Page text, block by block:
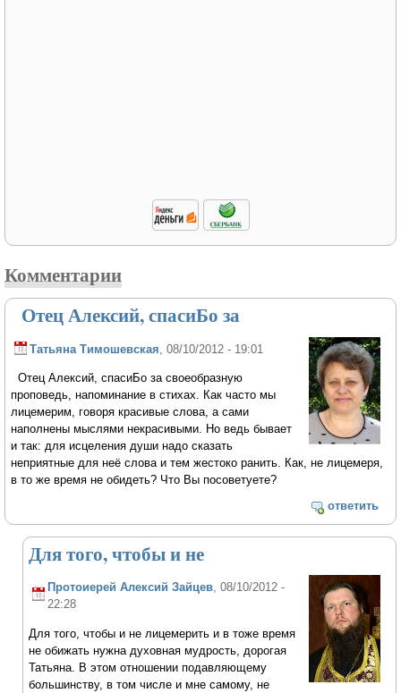
Комментарии
Отец Алексий, спасиБо за
Татьяна Тимошевская , 08/10/2012 - 19:01
Отец Алексий, спасиБо за своеобразную
проповедь, напоминание в стихах. Как часто мы
лицемерим, говоря красивые слова, а сами
наполнены мыслями некрасивыми. Но ведь бывает
и так: для исцеления души надо сказать
неприятные для неё слова и тем жестоко ранить. Как, не лицемеря,
в то же время не обидеть? Что Вы посоветуете?
ответить
Для того, чтобы и не
Протоиерей Алексий Зайцев, 08/10/2012 -
22:28
Для того, чтобы и не лицемерить и в тоже время
не обижать нужна духовная мудрость, дорогая
Татьяна. В этом отношении подавляющему
большинству, в том числе и мне самому, не